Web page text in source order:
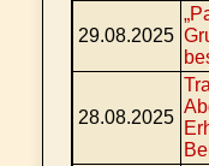
29.08.2025
28.08.2025